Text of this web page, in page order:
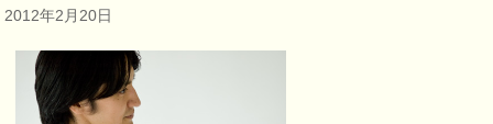
2012年2月20日